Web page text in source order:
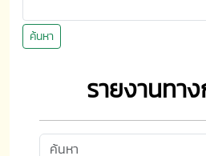
ค้นหา
รายงานทา